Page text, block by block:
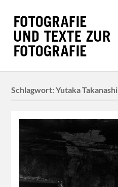
Schlagwort:Yutaka Takanashi